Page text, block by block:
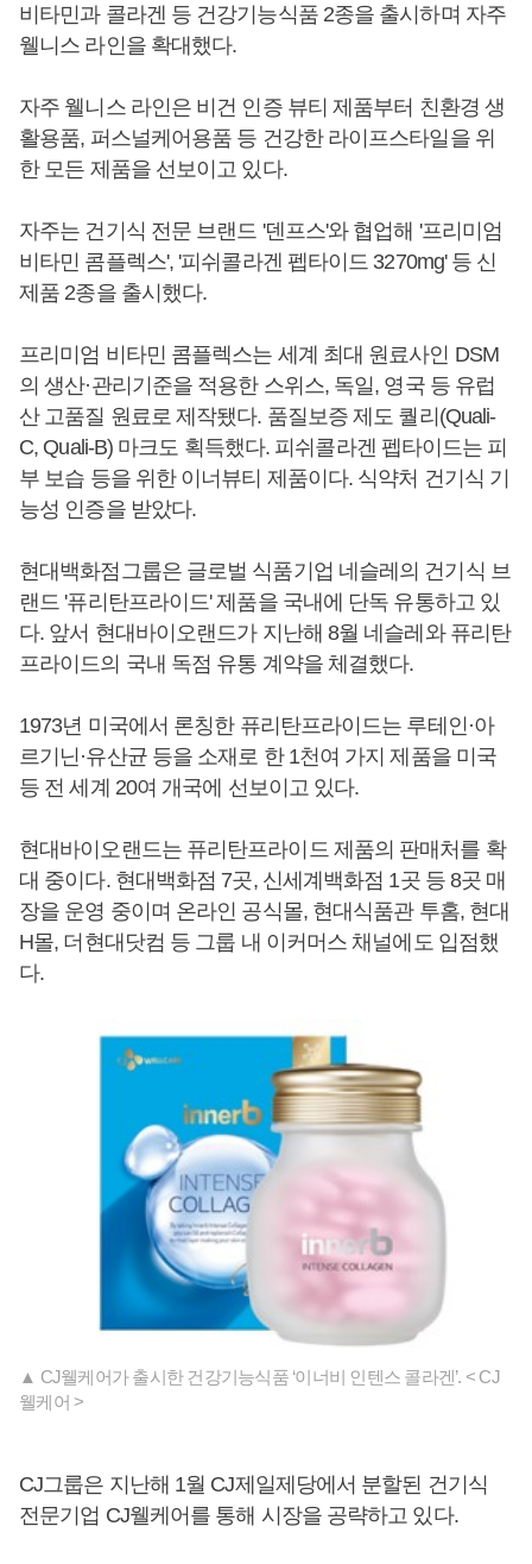
비타민과 콜라겐 등 건강기능식품 2종을 출시하며 자주
웰니스 라인을 확대했다.
자주 웰니스 라인은 비건 인증 뷰티 제품부터 친환경 생
활용품, 퍼스널케어용품 등 건강한 라이프스타일을 위
한 모든 제품을 선보이고 있다.
자주는 건기식 전문 브랜드 '덴프스'와 협업해 '프리미엄
비타민 콤플렉스', '피쉬콜라겐 펩타이드 3270mg' 등 신
제품 2종을 출시했다.
프리미엄 비타민 콤플렉스는 세계 최대 원료사인 DSM
의 생산·관리기준을 적용한 스위스, 독일, 영국 등 유럽
산 고품질 원료로 제작됐다. 품질보증 제도 퀄리(Quali-
C, Quali-B) 마크도 획득했다. 피쉬콜라겐 펩타이드는 피
부 보습 등을 위한 이너뷰티 제품이다. 식약처 건기식 기
능성 인증을 받았다.
현대백화점그룹은 글로벌 식품기업 네슬레의 건기식 브
랜드 '퓨리탄프라이드' 제품을 국내에 단독 유통하고 있
다. 앞서 현대바이오랜드가 지난해 8월 네슬레와 퓨리탄
프라이드의 국내 독점 유통 계약을 체결했다.
1973년 미국에서 론칭한 퓨리탄프라이드는 루테인·아
르기닌·유산균 등을 소재로 한 1천여 가지 제품을 미국
등 전 세계 20여 개국에 선보이고 있다.
현대바이오랜드는 퓨리탄프라이드 제품의 판매처를 확
대 중이다. 현대백화점 7곳, 신세계백화점 1곳 등 8곳 매
장을 운영 중이며 온라인 공식몰, 현대식품관 투홈, 현대
H몰, 더현대닷컴 등 그룹 내 이커머스 채널에도 입점했
다.
▲ CJ웰케어가 출시한 건강기능식품 ‘이너비 인텐스 콜라겐’. < CJ
웰케어 >
CJ그룹은 지난해 1월 CJ제일제당에서 분할된 건기식
전문기업 CJ웰케어를 통해 시장을 공략하고 있다.